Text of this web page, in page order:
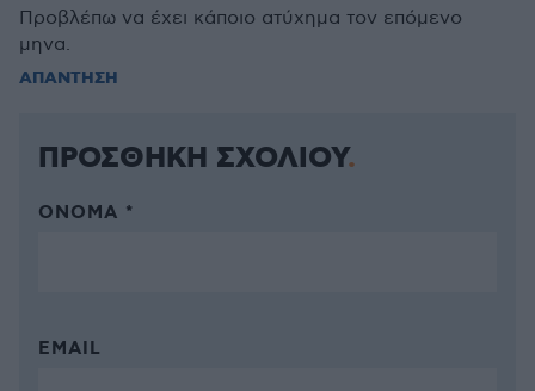
Προβλέπω να έχει κάποιο ατύχημα τον επόμενο
μηνα.
ΑΠΑΝΤΗΣΗ
ΠΡΟΣΘΗΚΗ ΣΧΟΛΙΟΥ
ΌΝΟΜΑ *
EMAIL